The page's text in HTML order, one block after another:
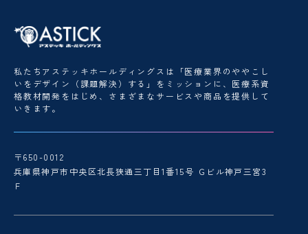
私たちアステッキホールディングスは「医療業界のややこし
いをデザイン（課題解決）する」をミッションに、医療系資
格教材開発をはじめ、さまざまなサービスや商品を提供して
いきます。
〒650-0012
兵庫県神戸市中央区北長狭通三丁目1番15号 Ｇビル神戸三宮3
Ｆ